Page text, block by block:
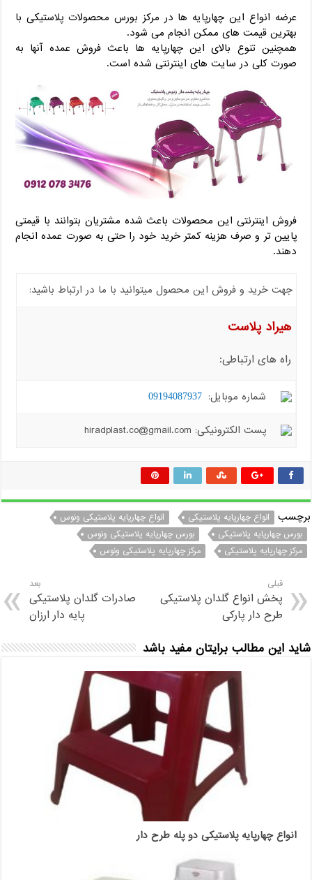
عرضه انواع این چهارپایه ها در مرکز بورس محصولات پلاستیکی با
بهترین قیمت های ممکن انجام می شود.
همچنین تنوع بالای این چهارپایه ها باعث فروش عمده آنها به
صورت کلی در سایت های اینترنتی شده است.
فروش اینترنتی این محصولات باعث شده مشتریان بتوانند با قیمتی
پایین تر و صرف هزینه کمتر خرید خود را حتی به صورت عمده انجام
دهند.
جهت خرید و فروش این محصول میتوانید با ما در ارتباط باشید:
هیراد پلاست
راه های ارتباطی:
شماره موبایل: 09194087937
پست الکترونیکی: hiradplast.co@gmail.com
برچسب انواع چهارپایه پلاستیکی
انواع چهارپایه پلاستیکی ونوس
بورس چهارپایه پلاستیکی
بورس چهارپایه پلاستیکی ونوس
مرکز چهارپایه پلاستیکی
مرکز چهارپایه پلاستیکی ونوس
قبلی
پخش انواع گلدان پلاستیکی
طرح دار پارکی
بعد
صادرات گلدان پلاستیکی
پایه دار ارزان
شاید این مطالب برایتان مفید باشد
انواع چهارپایه پلاستیکی دو پله طرح دار